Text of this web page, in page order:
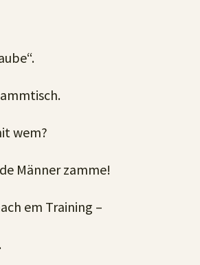
wem?
Männer zamme!
em Training –